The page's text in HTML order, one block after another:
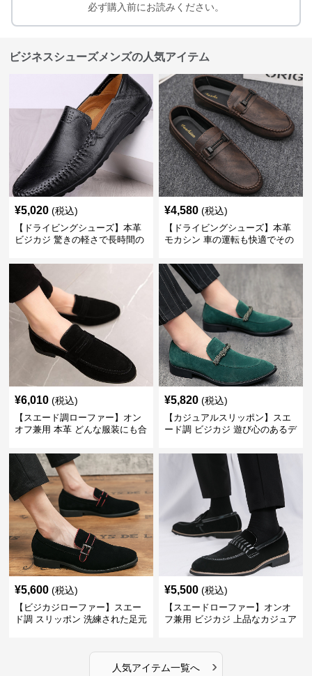
必ず購入前にお読みください。
ビジネスシューズメンズの人気アイテム
¥5,020 (税込)
【ドライビングシューズ】本革
ビジカジ 驚きの軽さで長時間の
¥4,580 (税込)
【ドライビングシューズ】本革
モカシン 車の運転も快適でその
¥6,010 (税込)
【スエード調ローファー】オン
オフ兼用 本革 どんな服装にも合
供
¥5,820 (税込)
【カジュアルスリッポン】スエ
ード調 ビジカジ 遊び心のあるデ
表現
¥5,600 (税込)
【ビジカジローファー】スエー
ド調 スリッポン 洗練された足元
¥5,500 (税込)
【スエードローファー】オンオ
フ兼用 ビジカジ 上品なカジュア
人気アイテム一覧へ ›